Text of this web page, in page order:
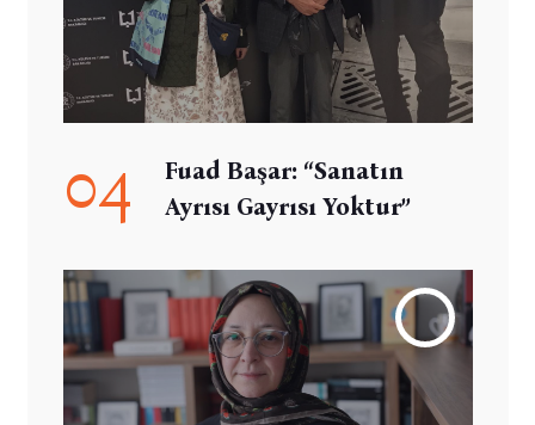
04
Fuad Başar: “Sanatın
Ayrısı Gayrısı Yoktur”